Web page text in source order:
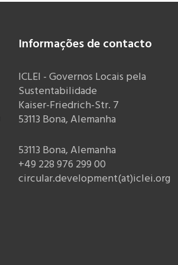
Informações de contacto
ICLEI - Governos Locais pela
Sustentabilidade
Kaiser-Friedrich-Str. 7
53113 Bona, Alemanha
53113 Bona, Alemanha
+49 228 976 299 00
circular.development(at)iclei.org